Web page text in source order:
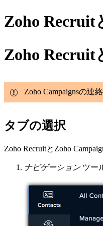
Zoho Recruit
Zoho Recruit
Zoho Campaignsの連
タブの選択
Zoho RecruitとZoho
ナビゲーション ツー